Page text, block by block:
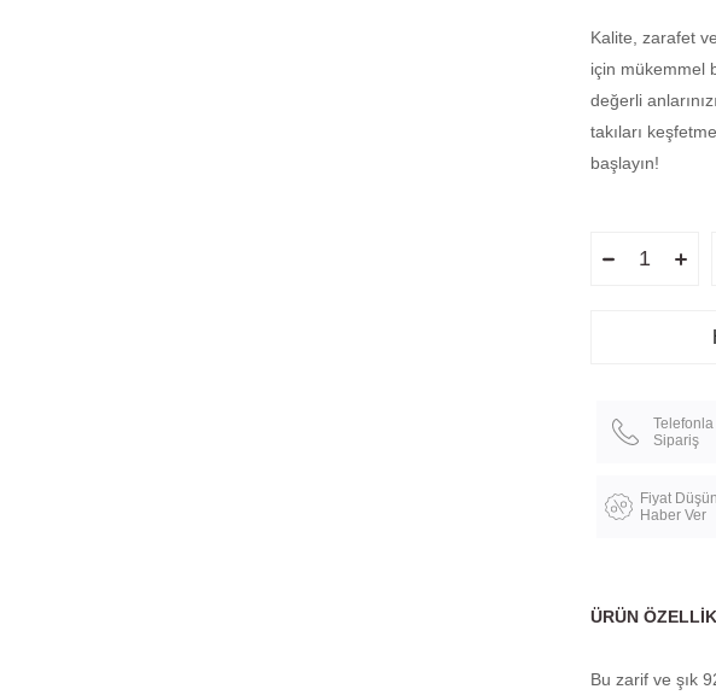
Kalite, zarafet
için mükemmel
değerli
takıları
başlayın!
Telefonla
Sipariş
Fiyat
Haber Ver
ÜRÜN
Bu zarif ve şık